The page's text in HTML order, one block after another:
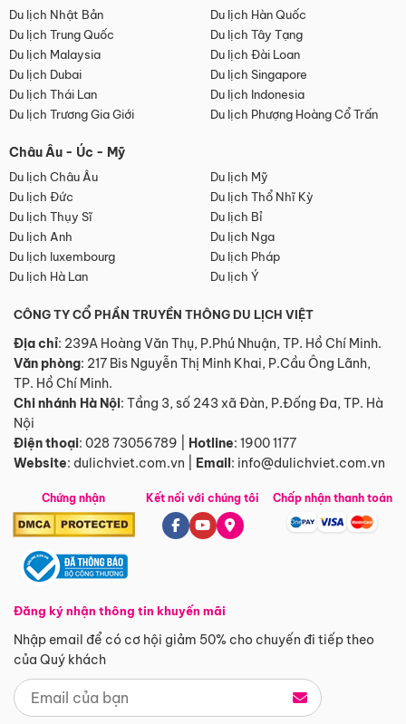
Du lịch Nhật Bản
Du lịch Hàn Quốc
Du lịch Trung Quốc
Du lịch Tây Tạng
Du lịch Malaysia
Du lịch Đài Loan
Du lịch Dubai
Du lịch Singapore
Du lịch Thái Lan
Du lịch Indonesia
Du lịch Trương Gia Giới
Du lịch Phượng Hoàng Cổ Trấn
Châu Âu - Úc - Mỹ
Du lịch Châu Âu
Du lịch Mỹ
Du lịch Đức
Du lịch Thổ Nhĩ Kỳ
Du lịch Thụy Sĩ
Du lịch Bỉ
Du lịch Anh
Du lịch Nga
Du lịch luxembourg
Du lịch Pháp
Du lịch Hà Lan
Du lịch Ý
CÔNG TY CỔ PHẦN TRUYỀN THÔNG DU LỊCH VIỆT
Địa chỉ: 239A Hoàng Văn Thụ, P.Phú Nhuận, TP. Hồ Chí Minh.
Văn phòng: 217 Bis Nguyễn Thị Minh Khai, P.Cầu Ông Lãnh,
TP. Hồ Chí Minh.
Chi nhánh Hà Nội: Tầng 3, số 243 xã Đàn, P.Đống Đa, TP. Hà
Nội
Điện thoại: 028 73056789 Hotline: 1900 1177
Website: dulichviet.com.vn Email: info@dulichviet.com.vn
Chứng nhận
Đăng ký nhận thông tin khuyến mãi
Nhập email để có cơ hội giảm 50% cho chuyến đi tiếp theo
của Quý khách
Kết nối với chúng tôi Chấp nhận thanh toán